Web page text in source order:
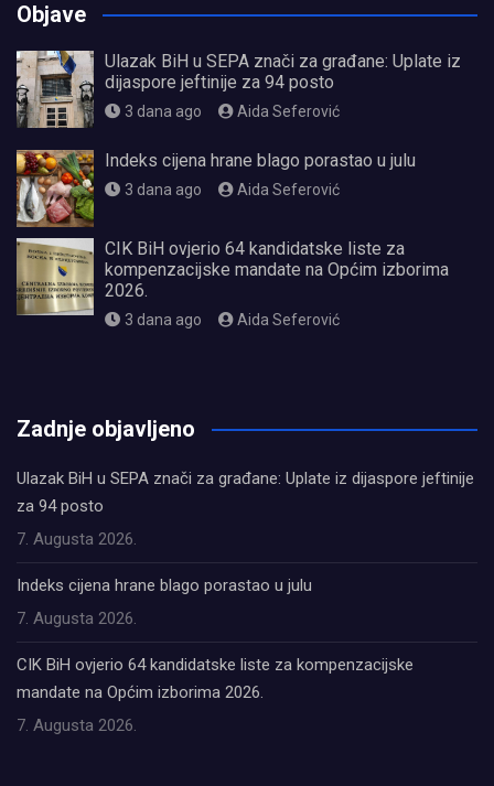
Objave
Ulazak BiH u SEPA znači za građane: Uplate iz
dijaspore jeftinije za 94 posto
3 dana ago Aida Seferović
Indeks cijena hrane blago porastao u julu
3 dana ago Aida Seferović
CIK BiH ovjerio 64 kandidatske liste za
kompenzacijske mandate na Općim izborima
2026.
3 dana ago Aida Seferović
Zadnje objavljeno
Ulazak BiH u SEPA znači za građane: Uplate iz dijaspore jeftinije
za 94 posto
7. Augusta 2026.
Indeks cijena hrane blago porastao u julu
7. Augusta 2026.
CIK BiH ovjerio 64 kandidatske liste za kompenzacijske
mandate na Općim izborima 2026.
7. Augusta 2026.